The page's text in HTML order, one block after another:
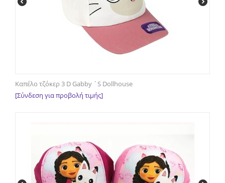
Καπέλο τζόκερ 3 D Gabby ´S Dollhouse
[Σύνδεση για προβολή τιμής]